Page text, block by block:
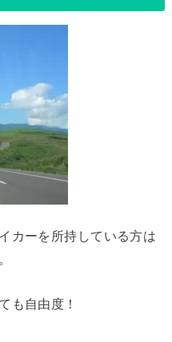
カーを所持している方は
も自由度！